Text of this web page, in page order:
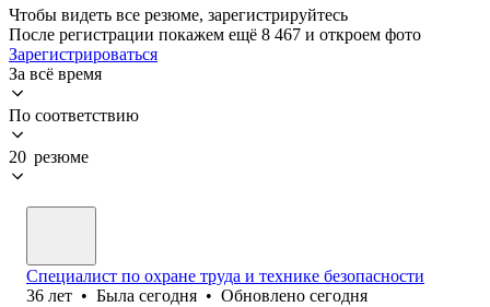
Чтобы видеть все резюме, зарегистрируйтесь
После регистрации покажем ещё 8 467 и откроем фото
Зарегистрироваться
За всё время
По соответствию
20 резюме
Специалист по охране труда и технике безопасности
36 лет • Была сегодня • Обновлено сегодня